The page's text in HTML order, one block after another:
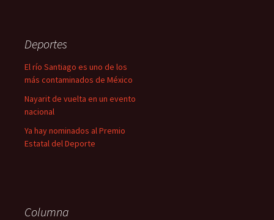
Deportes
El río Santiago es uno de los
más contaminados de México
Nayarit de vuelta en un evento
nacional
Ya hay nominados al Premio
Estatal del Deporte
Columna